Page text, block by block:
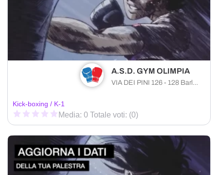
A.S.D. GYM OLIMPIA
VIA DEI PINI 126 - 128 Barletta (BT) 76121 , Puglia
Kick-boxing / K-1
Media: 0 Totale voti: (0)